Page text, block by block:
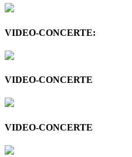
VIDEO-CONCERTE:
VIDEO-CONCERTE
VIDEO-CONCERTE